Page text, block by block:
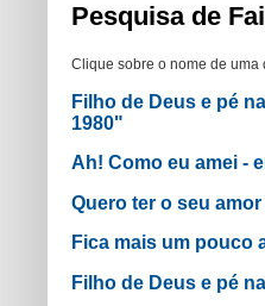
Pesquisa de
Clique sobre o nome de uma
Filho de Deus e pé
1980"
Ah! Como eu amei -
Quero ter o seu
Fica mais um pouco
Filho de Deus e pé